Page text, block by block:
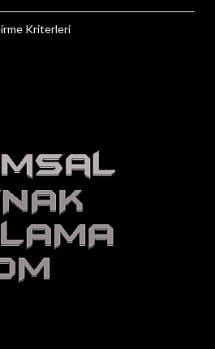
Kriterleri